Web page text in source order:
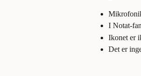
I Notat-
Ikonet er
Det er